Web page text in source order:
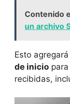
Contenido
un archivo
Esto
de inicio
recibidas,